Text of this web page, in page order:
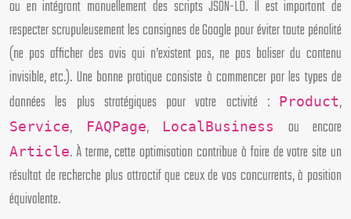
ou en intégrant manuellement des scripts JSON-LD. Il est important de
respecter scrupuleusement les consignes de Google pour éviter toute pénalité
(ne pas afficher des avis qui n’existent pas, ne pas baliser du contenu
invisible, etc.). Une bonne pratique consiste à commencer par les types de
données les plus stratégiques pour votre activité :
Product,
Service, FAQPage, LocalBusiness ou encore
Article. À terme, cette optimisation contribue à faire de votre site un
résultat de recherche plus attractif que ceux de vos concurrents, à position
équivalente.